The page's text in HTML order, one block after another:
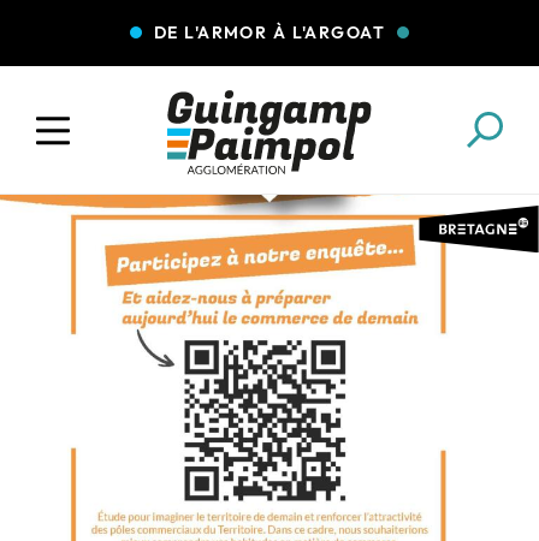
DE L'ARMOR À L'ARGOAT
COLLECTE DES DÉCHETS EAU ET ASSAINISSEMENT
ENFANCE JEUNESSE
ASSOCIATIONS PISCINES